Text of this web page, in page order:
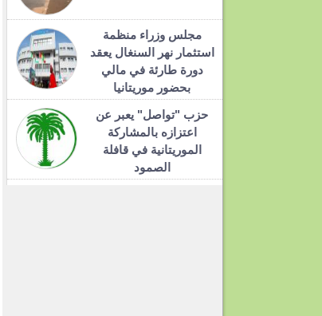
مجلس وزراء منظمة
استثمار نهر السنغال يعقد
دورة طارئة في مالي
بحضور موريتانيا
حزب "تواصل" يعبر عن
اعتزازه بالمشاركة
الموريتانية في قافلة
الصمود